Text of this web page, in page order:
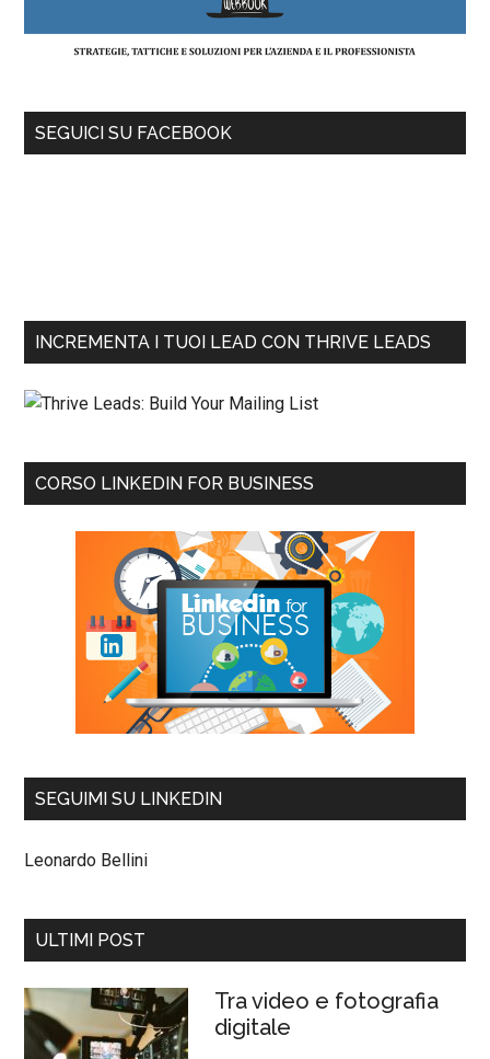
SEGUICI SU FACEBOOK
INCREMENTA I TUOI LEAD CON THRIVE LEADS
CORSO LINKEDIN FOR BUSINESS
SEGUIMI SU LINKEDIN
Leonardo Bellini
ULTIMI POST
Tra video e fotografia
digitale